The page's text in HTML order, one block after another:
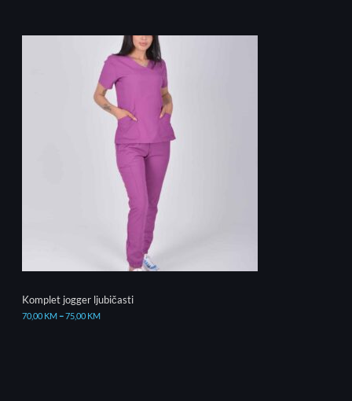
Komplet jogger ljubičasti
70,00 KM–75,00 KM